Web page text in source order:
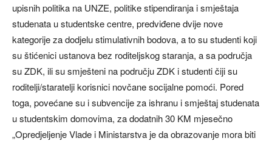
upisnih politika na UNZE, politike stipendiranja i smještaja
studenata u studentske centre, predviđene dvije nove
kategorije za dodjelu stimulativnih bodova, a to su studenti koji
su štićenici ustanova bez roditeljskog staranja, a sa područja
su ZDK, ili su smješteni na području ZDK i studenti čiji su
roditelji/staratelji korisnici novčane socijalne pomoći. Pored
toga, povećane su i subvencije za ishranu i smještaj studenata
u studentskim domovima, za dodatnih 30 KM mjesečno
„Opredjeljenje Vlade i Ministarstva je da obrazovanje mora biti